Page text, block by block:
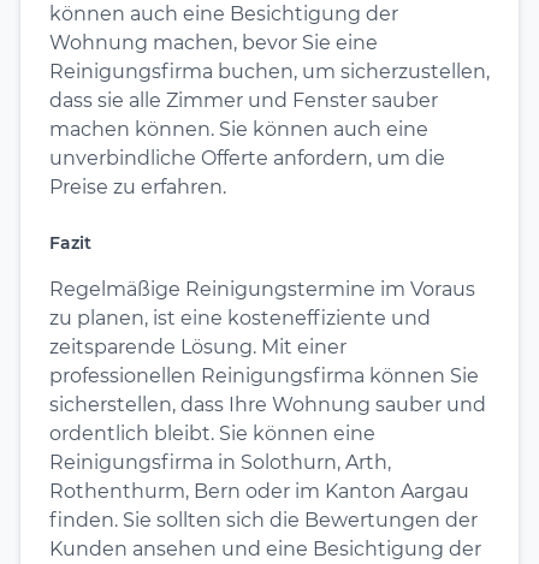
können auch eine Besichtigung der
Wohnung machen, bevor Sie eine
Reinigungsfirma buchen, um sicherzustellen,
dass sie alle Zimmer und Fenster sauber
machen können. Sie können auch eine
unverbindliche Offerte anfordern, um die
Preise zu erfahren.
Fazit
Regelmäßige Reinigungstermine im Voraus
zu planen, ist eine kosteneffiziente und
zeitsparende Lösung. Mit einer
professionellen Reinigungsfirma können Sie
sicherstellen, dass Ihre Wohnung sauber und
ordentlich bleibt. Sie können eine
Reinigungsfirma in Solothurn, Arth,
Rothenthurm, Bern oder im Kanton Aargau
finden. Sie sollten sich die Bewertungen der
Kunden ansehen und eine Besichtigung der